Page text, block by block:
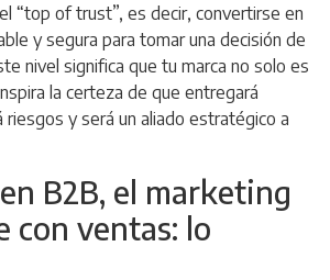
“top of trust”, es decir, convertirse en
y segura para tomar una decisión de
nivel significa que tu marca no solo es
la certeza de que entregará
y será un aliado estratégico a
B2B, el marketing
con ventas: lo